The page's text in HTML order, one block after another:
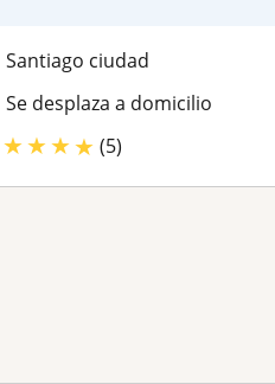
Santiago ciudad
Se desplaza a domicilio
★★★★ (5)